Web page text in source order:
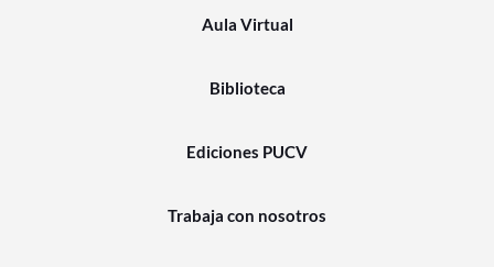
Aula Virtual
Biblioteca
Ediciones PUCV
Trabaja con nosotros